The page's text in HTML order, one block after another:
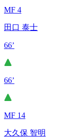
MF 4
田口 泰士
66’
66’
MF 14
大久保 智明